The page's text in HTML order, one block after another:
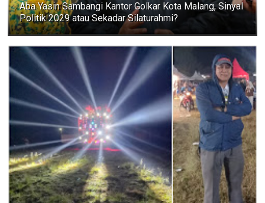
Aba Yasin Sambangi Kantor Golkar Kota Malang, Sinyal
Politik 2029 atau Sekadar Silaturahmi?